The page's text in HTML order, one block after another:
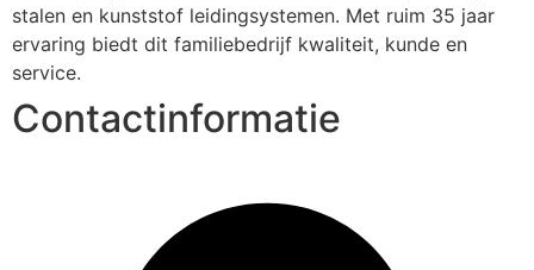
stalen en kunststof leidingsystemen. Met ruim 35 jaar
ervaring biedt dit familiebedrijf kwaliteit, kunde en
service.
Contactinformatie